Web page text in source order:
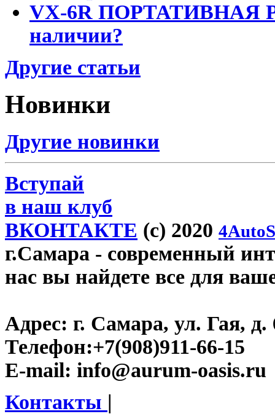
VX-6R ПОРТАТИВНАЯ
наличии?
Другие статьи
Новинки
Другие новинки
Вступай
в наш клуб
ВКОНТАКТЕ (c) 2020
г.Самара - современный
нас вы найдете все для
Адрес: г. Самара, ул. Гая, д.
Телефон:+7(908)911-66-15
E-mail: info@aurum-oasis.ru
Контакты |